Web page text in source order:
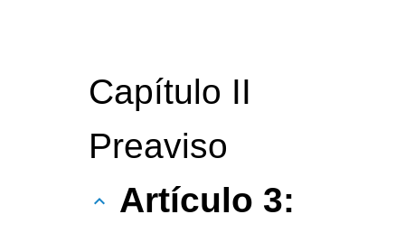
Capítulo II
Preaviso
Artículo 3: